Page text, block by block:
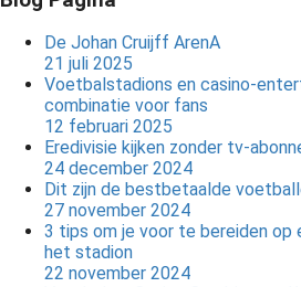
De Johan Cruijff ArenA
21 juli 2025
Voetbalstadions en casino-
combinatie voor fans
12 februari 2025
Eredivisie kijken zonder tv-
24 december 2024
Dit zijn de bestbetaalde
27 november 2024
3 tips om je voor te bereiden op
het stadion
22 november 2024